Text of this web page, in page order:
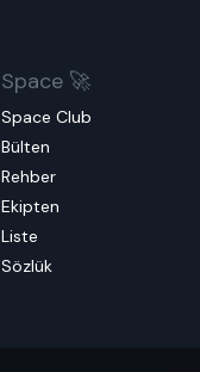
Space 🚀
Space Club
Bülten
Rehber
Ekipten
Liste
Sözlük